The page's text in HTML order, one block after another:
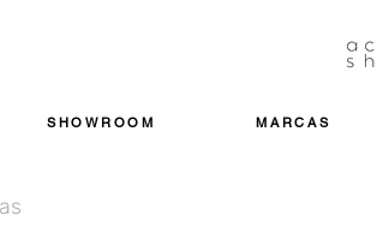
SHOWROOM MARCAS